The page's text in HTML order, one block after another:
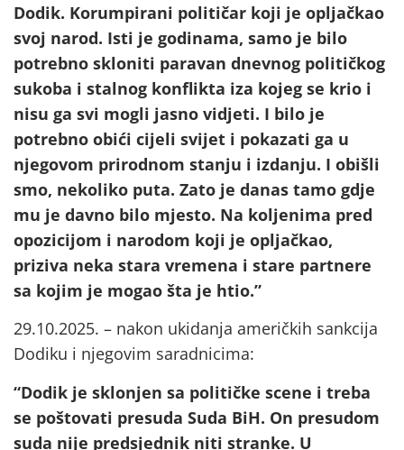
Dodik. Korumpirani političar koji je opljačkao
svoj narod. Isti je godinama, samo je bilo
potrebno skloniti paravan dnevnog političkog
sukoba i stalnog konflikta iza kojeg se krio i
nisu ga svi mogli jasno vidjeti. I bilo je
potrebno obići cijeli svijet i pokazati ga u
njegovom prirodnom stanju i izdanju. I obišli
smo, nekoliko puta. Zato je danas tamo gdje
mu je davno bilo mjesto. Na koljenima pred
opozicijom i narodom koji je opljačkao,
priziva neka stara vremena i stare partnere
sa kojim je mogao šta je htio.”
29.10.2025. – nakon ukidanja američkih sankcija
Dodiku i njegovim saradnicima:
“Dodik je sklonjen sa političke scene i treba
se poštovati presuda Suda BiH. On presudom
suda nije predsjednik niti stranke. U